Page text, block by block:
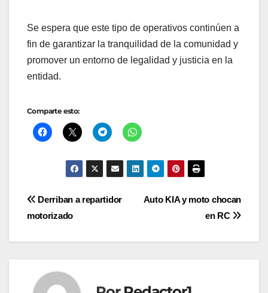
Se espera que este tipo de operativos continúen a
fin de garantizar la tranquilidad de la comunidad y
promover un entorno de legalidad y justicia en la
entidad.
Comparte esto:
Navegación
Auto KIA y moto chocan
en RC
Derriban a repartidor
motorizado